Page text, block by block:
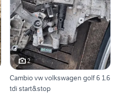
2
Cambio vw volkswagen golf 6 1.6
tdi start&stop